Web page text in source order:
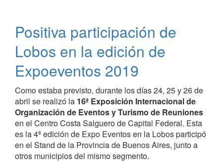
repleto
de
actividades
y
turísticas
gratuitas
Positiva participación de
Lobos en la edición de
Expoeventos 2019
Como estaba previsto, durante los días 24, 25 y 26 de
abril se realizó la 16ª Exposición Internacional de
Organización de Eventos y Turismo de Reuniones
en el Centro Costa Salguero de Capital Federal. Esta
es la 4ª edición de Expo Eventos en la Lobos participó
en el Stand de la Provincia de Buenos Aires, junto a
otros municipios del mismo segmento.